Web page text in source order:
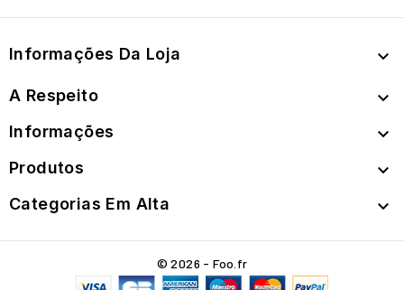
Informações Da Loja 
A Respeito 
Informações 
Produtos 
Categorias Em Alta 
© 2026 - Foo.fr